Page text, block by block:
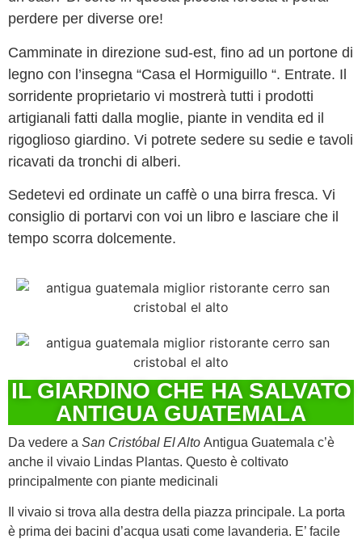
perdere per diverse ore!
Camminate in direzione sud-est, fino ad un portone di
legno con l’insegna “Casa el Hormiguillo “. Entrate. Il
sorridente proprietario vi mostrerà tutti i prodotti
artigianali fatti dalla moglie, piante in vendita ed il
rigoglioso giardino. Vi potrete sedere su sedie e tavoli
ricavati da tronchi di alberi.
Sedetevi ed ordinate un caffè o una birra fresca. Vi
consiglio di portarvi con voi un libro e lasciare che il
tempo scorra dolcemente.
IL GIARDINO CHE HA SALVATO
ANTIGUA GUATEMALA
Da vedere a San Cristóbal El Alto Antigua Guatemala c’è
anche il vivaio Lindas Plantas. Questo è coltivato
principalmente con piante medicinali
Il vivaio si trova alla destra della piazza principale. La porta
è prima dei bacini d’acqua usati come lavanderia. E’ facile